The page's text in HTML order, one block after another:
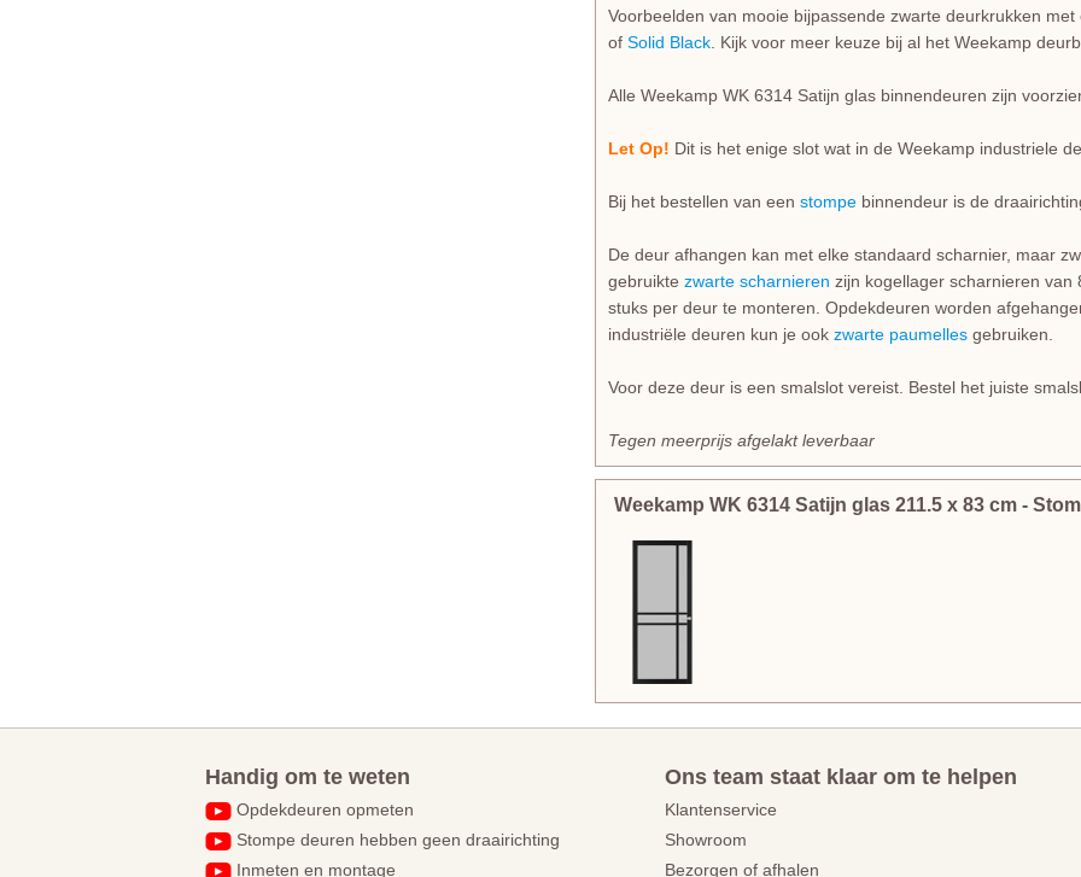
Voorbeelden van mooie bijpassende zwarte deurkrukken
of Solid Black . Kijk voor meer keuze bij al het Weekamp
Alle Weekamp WK 6314 Satijn glas binnendeuren zijn
Let Op! Dit is het enige slot wat in de Weekamp industriele
Bij het bestellen van een stompe binnendeur is de
De deur afhangen kan met elke standaard scharnier, maar
gebruikte zwarte scharnieren zijn kogellager scharnieren
stuks per deur te monteren. Opdekdeuren worden
industriële deuren kun je ook zwarte paumelles gebruiken.
Voor deze deur is een smalslot vereist. Bestel het juiste
Tegen meerprijs afgelakt leverbaar
Weekamp WK 6314 Satijn glas 211.5 x 83 cm -
Handig om te weten
Opdekdeuren opmeten
Stompe deuren hebben geen draairichting
Inmeten en montage
Ons team staat klaar om te helpen
Klantenservice
Showroom
Bezorgen of afhalen